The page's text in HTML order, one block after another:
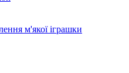
м'якої іграшки